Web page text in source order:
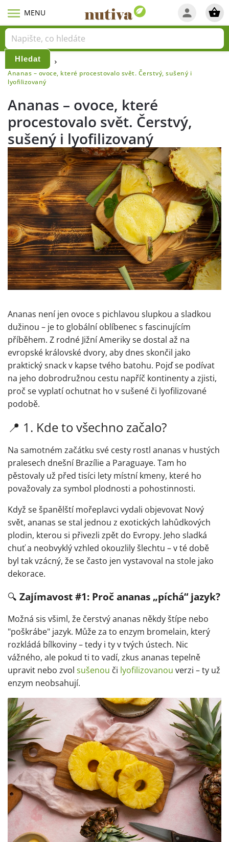
Hledat
Domů / Blog
/
Ananas – ovoce, které procestovalo svět. Čerstvý, sušený i
lyofilizovaný
Ananas – ovoce, které
procestovalo svět. Čerstvý,
sušený i lyofilizovaný
Ananas není jen ovoce s pichlavou slupkou a sladkou
dužinou – je to globální oblíbenec s fascinujícím
příběhem. Z rodné Jižní Ameriky se dostal až na
evropské královské dvory, aby dnes skončil jako
praktický snack v kapse tvého batohu. Pojď se podívat
na jeho dobrodružnou cestu napříč kontinenty a zjisti,
proč se vyplatí ochutnat ho v sušené či lyofilizované
podobě.
📍 1. Kde to všechno začalo?
Na samotném začátku své cesty rostl ananas v hustých
pralesech dnešní Brazílie a Paraguaye. Tam ho
pěstovaly už před tisíci lety místní kmeny, které ho
považovaly za symbol plodnosti a pohostinnosti.
Když se španělští mořeplavci vydali objevovat Nový
svět, ananas se stal jednou z exotických lahůdkových
plodin, kterou si přivezli zpět do Evropy. Jeho sladká
chuť a neobvyklý vzhled okouzlily šlechtu – v té době
byl tak vzácný, že se často jen vystavoval na stole jako
dekorace.
🔍 Zajímavost #1: Proč ananas „píchá“ jazyk?
Možná sis všiml, že čerstvý ananas někdy štípe nebo
"poškrábe" jazyk. Může za to enzym bromelain, který
rozkládá bílkoviny – tedy i ty v tvých ústech. Nic
vážného, ale pokud ti to vadí, zkus ananas tepelně
upravit nebo zvol sušenou či lyofilizovanou verzi – ty už
enzym neobsahují.